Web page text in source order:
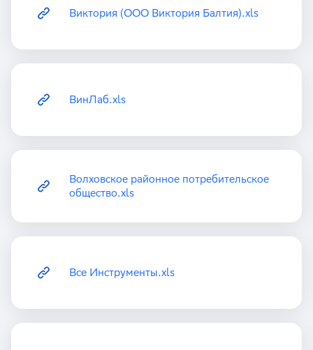
Виктория (ООО Виктория Балтия).xls
ВинЛаб.xls
Волховское районное потребительское
общество.xls
Все Инструменты.xls